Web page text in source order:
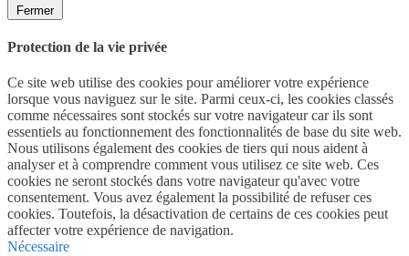
Fermer
Protection de la vie privée
Ce site web utilise des cookies pour améliorer votre expérience
lorsque vous naviguez sur le site. Parmi ceux-ci, les cookies classés
comme nécessaires sont stockés sur votre navigateur car ils sont
essentiels au fonctionnement des fonctionnalités de base du site web.
Nous utilisons également des cookies de tiers qui nous aident à
analyser et à comprendre comment vous utilisez ce site web. Ces
cookies ne seront stockés dans votre navigateur qu'avec votre
consentement. Vous avez également la possibilité de refuser ces
cookies. Toutefois, la désactivation de certains de ces cookies peut
affecter votre expérience de navigation.
Nécessaire